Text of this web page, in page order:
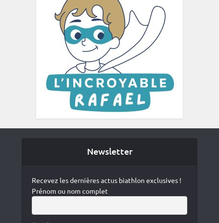
Newsletter
Recevez les dernières actus biathlon exclusives !
Prénom ou nom complet